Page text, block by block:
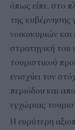
όπως είπε, στο
της κυβέρνησης
νοικοκυριών
στρατηγική του
τουριστικού
ενισχύει τον
περιόδου και
εγχώριας
Η ευρύτερη